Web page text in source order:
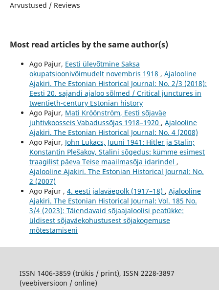
Arvustused / Reviews
Most read articles by the same author(s)
Ago Pajur, Eesti ülevõtmine Saksa
okupatsioonivõimudelt novembris 1918 , Ajalooline
Ajakiri. The Estonian Historical Journal: No. 2/3 (2018):
Eesti 20. sajandi ajaloo sõlmed / Critical junctures in
twentieth-century Estonian history
Ago Pajur, Mati Kröönström, Eesti sõjaväe
juhtivkoosseis Vabadussõjas 1918–1920 , Ajalooline
Ajakiri. The Estonian Historical Journal: No. 4 (2008)
Ago Pajur, John Lukacs, Juuni 1941: Hitler ja Stalin;
Konstantin Plešakov, Stalini sõgedus: kümme esimest
traagilist päeva Teise maailmasõja idarindel ,
Ajalooline Ajakiri. The Estonian Historical Journal: No.
2 (2007)
Ago Pajur , 4. eesti jalaväepolk (1917–18) , Ajalooline
Ajakiri. The Estonian Historical Journal: Vol. 185 No.
3/4 (2023): Täiendavaid sõjaajaloolisi peatükke:
üldisest sõjaväekohustusest sõjakogemuse
mõtestamiseni
ISSN 1406-3859 (trükis / print), ISSN 2228-3897
(veebiversioon / online)